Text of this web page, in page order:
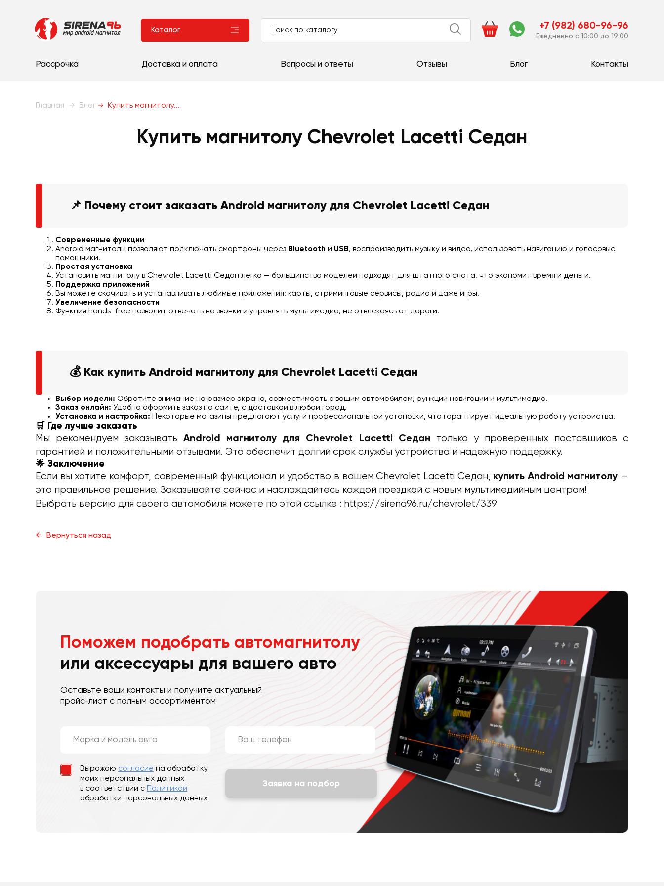
Каталог +7 (982) 680-96-96
Ежедневно с 10:00 до 19:00
Рассрочка Доставка и оплата Вопросы и ответы Отзывы Блог Контакты
Главная Блог Купить магнитолу...
Купить магнитолу Chevrolet Lacetti Седан
📌 Почему стоит заказать Android магнитолу для Chevrolet Lacetti Седан
Современные функции
Android магнитолы позволяют подключать смартфоны через Bluetooth и USB, воспроизводить музыку и видео, использовать навигацию и голосовые
помощники.
Простая установка
Установить магнитолу в Chevrolet Lacetti Седан легко — большинство моделей подходят для штатного слота, что экономит время и деньги.
Поддержка приложений
Вы можете скачивать и устанавливать любимые приложения: карты, стриминговые сервисы, радио и даже игры.
Увеличение безопасности
Функция hands-free позволит отвечать на звонки и управлять мультимедиа, не отвлекаясь от дороги.
💰 Как купить Android магнитолу для Chevrolet Lacetti Седан
Выбор модели: Обратите внимание на размер экрана, совместимость с вашим автомобилем, функции навигации и мультимедиа.
Заказ онлайн: Удобно оформить заказ на сайте, с доставкой в любой город.
Установка и настройка: Некоторые магазины предлагают услуги профессиональной установки, что гарантирует идеальную работу устройства.
🛒 Где лучше заказать
Мы рекомендуем заказыватьAndroid магнитолу для Chevrolet Lacetti Седан только у проверенных поставщиков с
гарантией и положительными отзывами. Это обеспечит долгий срок службы устройства и надежную поддержку.
🌟 Заключение
Если вы хотите комфорт, современный функционал и удобство в вашем Chevrolet Lacetti Седан, купить Android магнитолу —
это правильное решение. Заказывайте сейчас и наслаждайтесь каждой поездкой с новым мультимедийным центром!
Выбрать версию для своего автомобиля можете по этой ссылке : https://sirena96.ru/chevrolet/339
Вернуться назад
Поможем подобрать автомагнитолу
или аксессуары для вашего авто
Оставьте ваши контакты и получите актуальный
прайс-лист с полным ассортиментом
Выражаю согласие на обработку
моих персональных данных
в соответствии с Политикой
обработки персональных данных
Заявка на подбор